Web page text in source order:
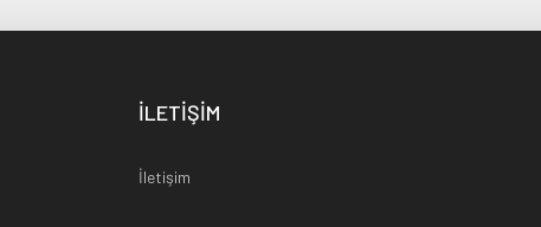
İLETİŞİM
İletişim